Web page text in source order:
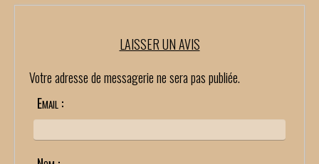
LAISSER UN AVIS
Votre adresse de messagerie ne sera pas publiée.
Email :